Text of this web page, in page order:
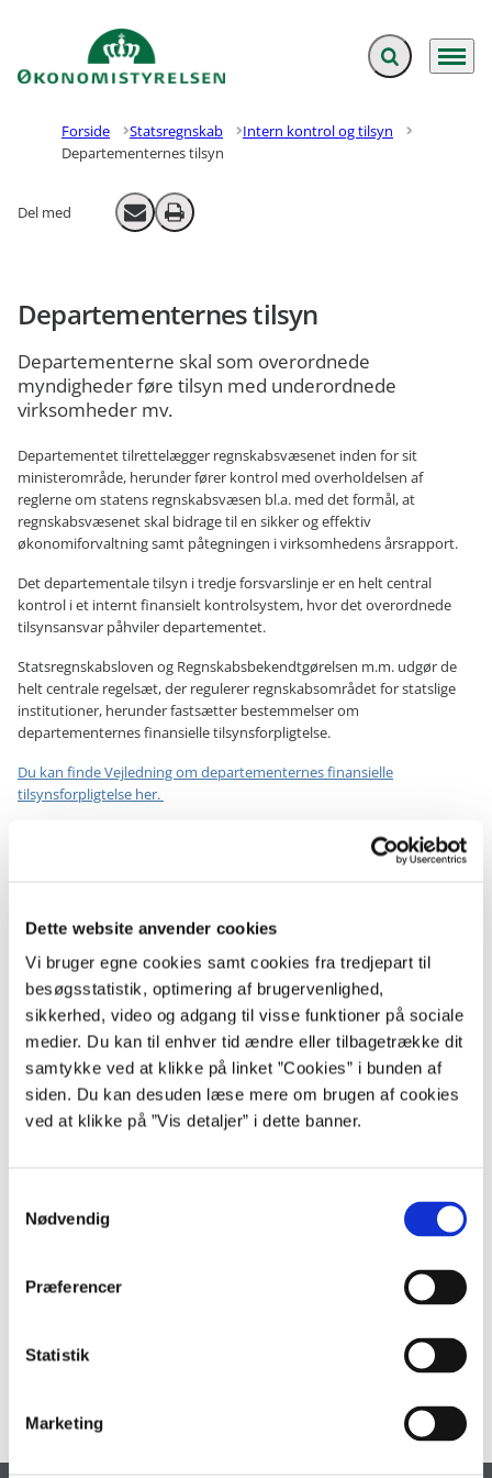
Dette website anvender cookies
Vi bruger egne cookies samt cookies fra tredjepart til
besøgsstatistik, optimering af brugervenlighed,
sikkerhed, video og adgang til visse funktioner på sociale
medier. Du kan til enhver tid ændre eller tilbagetrække dit
samtykke ved at klikke på linket ”Cookies” i bunden af
siden. Du kan desuden læse mere om brugen af cookies
ved at klikke på ”Vis detaljer” i dette banner.
l
Nødvendig
Præferencer
Statistik
Marketing
Gå til forsiden Fold søgefelt ud
Menu
Forside Statsregnskab
Intern kontrol og tilsyn
Departementernes tilsyn
Del med Send email
Print
Departementernes tilsyn
Departementerne skal som overordnede
myndigheder føre tilsyn med underordnede
virksomheder mv.
Departementet tilrettelægger regnskabsvæsenet inden for sit
ministerområde, herunder fører kontrol med overholdelsen af
reglerne om statens regnskabsvæsen bl.a. med det formål, at
regnskabsvæsenet skal bidrage til en sikker og effektiv
økonomiforvaltning samt påtegningen i virksomhedens årsrapport.
Det departementale tilsyn i tredje forsvarslinje er en helt central
kontrol i et internt finansielt kontrolsystem, hvor det overordnede
tilsynsansvar påhviler departementet.
Statsregnskabsloven og Regnskabsbekendtgørelsen m.m. udgør de
helt centrale regelsæt, der regulerer regnskabsområdet for statslige
institutioner, herunder fastsætter bestemmelser om
departementernes finansielle tilsynsforpligtelse.
Du kan finde Vejledning om departementernes finansielle
tilsynsforpligtelse her.
Relevant lovgivning
Regnskabsbekendtgørelsen
Vejledning om finansiel intern kontrol.pdf
Vejledning om udarbejdelse af ministerieinstrukser.pdf
Vejledning om udarbejdelse af regnskabsinstrukser.pdf